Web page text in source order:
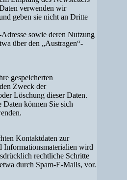
verwenden wir
geben sie nicht an Dritte
sowie deren Nutzung
über den „Austragen“-
gespeicherten
Zweck der
Löschung dieser Daten.
Daten können Sie sich
Kontaktdaten zur
Informationsmaterialien wird
rechtliche Schritte
durch Spam-E-Mails, vor.